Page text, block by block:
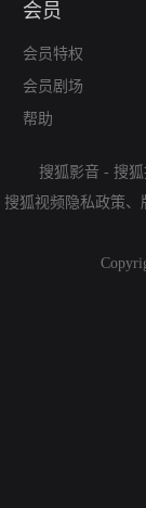
会员
会员特权
会员剧场
帮助
搜狐影音 - 搜
搜狐视频隐私政策、